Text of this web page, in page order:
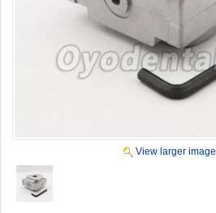
View larger image